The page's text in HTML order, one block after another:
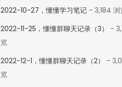
2022-10-27，懂懂学习笔记- 3,184 浏
2022-11-25，懂懂群聊天记录（3）
-
览
2022-12-1，懂懂群聊天记录（2）
-
览